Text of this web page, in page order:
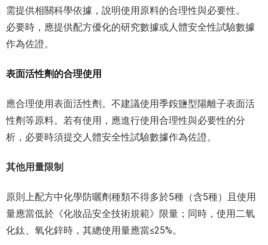
需提供相關科學依據，說明使用原料的合理性與必要性。
必要時，應提供配方優化的研究數據或人體安全性試驗數據
作為佐證。
表面活性劑的合理使用
應合理使用表面活性劑。不建議使用季銨鹽型陽離子表面活
性劑等原料。若有使用，應進行使用合理性與必要性的分
析，必要時須提交人體安全性試驗數據作為佐證。
其他用量限制
原則上配方中化學防曬劑種類不得多於5種（含5種）且使用
量應當低於《化妝品安全技術規範》限量；同時，使用二氧
化鈦、氧化鋅時，其總使用量應當≤25%。